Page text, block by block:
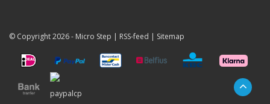
© Copyright 2026 - Micro Step | RSS-feed | Sitemap